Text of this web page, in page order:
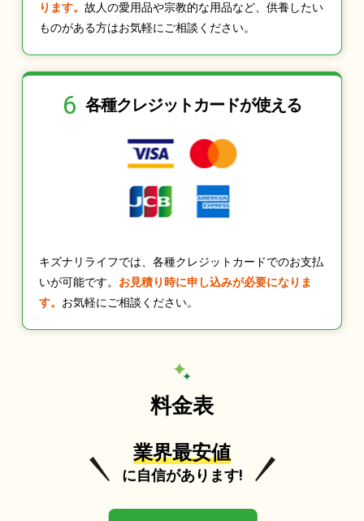
ります。 故人の愛用品や宗教的な用品など、供養したい
ものがある方はお気軽にご相談ください。
6 各種クレジットカードが使える
キズナリライフでは、各種クレジットカードでのお支払
いが可能です。 お見積り時に申し込みが必要になりま
す。 お気軽にご相談ください。
料金表
業界最安値
に自信があります!